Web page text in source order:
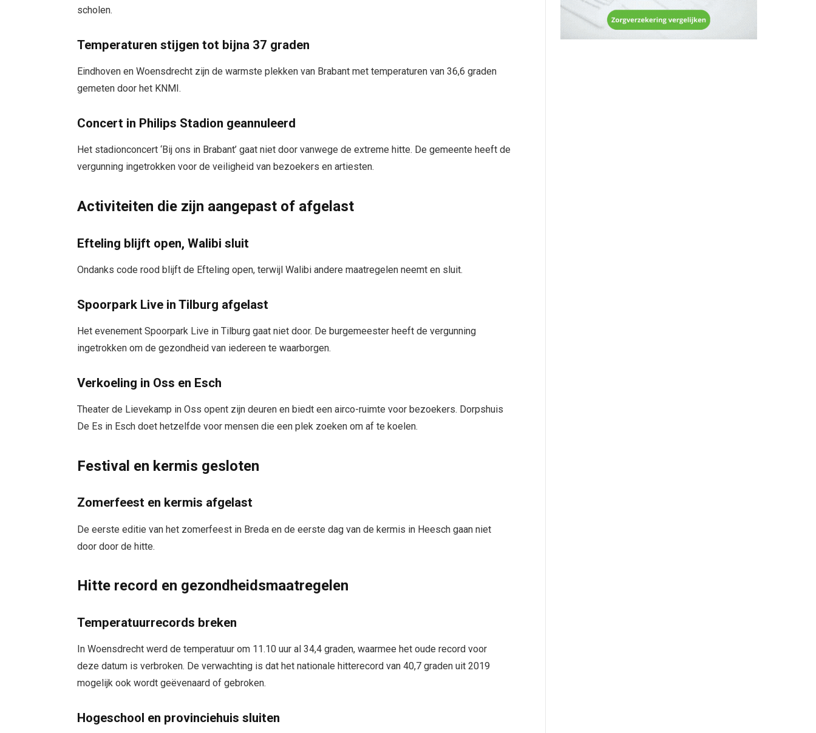
scholen.
Temperaturen stijgen tot bijna 37 graden
Eindhoven en Woensdrecht zijn de warmste plekken van Brabant met temperaturen van 36,6 graden
gemeten door het KNMI.
Concert in Philips Stadion geannuleerd
Het stadionconcert ‘Bij ons in Brabant’ gaat niet door vanwege de extreme hitte. De gemeente heeft de
vergunning ingetrokken voor de veiligheid van bezoekers en artiesten.
Activiteiten die zijn aangepast of afgelast
Efteling blijft open, Walibi sluit
Ondanks code rood blijft de Efteling open, terwijl Walibi andere maatregelen neemt en sluit.
Spoorpark Live in Tilburg afgelast
Het evenement Spoorpark Live in Tilburg gaat niet door. De burgemeester heeft de vergunning
ingetrokken om de gezondheid van iedereen te waarborgen.
Verkoeling in Oss en Esch
Theater de Lievekamp in Oss opent zijn deuren en biedt een airco-ruimte voor bezoekers. Dorpshuis
De Es in Esch doet hetzelfde voor mensen die een plek zoeken om af te koelen.
Festival en kermis gesloten
Zomerfeest en kermis afgelast
De eerste editie van het zomerfeest in Breda en de eerste dag van de kermis in Heesch gaan niet
door door de hitte.
Hitte record en gezondheidsmaatregelen
Temperatuurrecords breken
In Woensdrecht werd de temperatuur om 11.10 uur al 34,4 graden, waarmee het oude record voor
deze datum is verbroken. De verwachting is dat het nationale hitterecord van 40,7 graden uit 2019
mogelijk ook wordt geëvenaard of gebroken.
Hogeschool en provinciehuis sluiten